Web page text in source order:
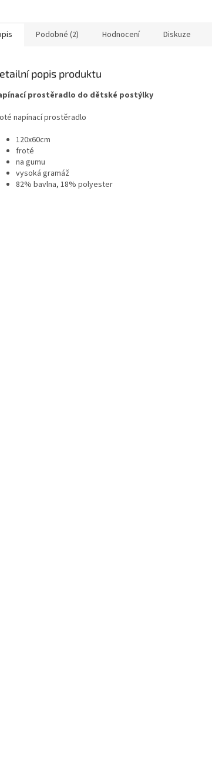
Podobné (2) Hodnocení Diskuze
popis produktu
prostěradlo do dětské postýlky
napínací prostěradlo
120x60cm
froté
na gumu
vysoká gramáž
82% bavlna, 18% polyester